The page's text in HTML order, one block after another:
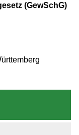
(GewSchG)